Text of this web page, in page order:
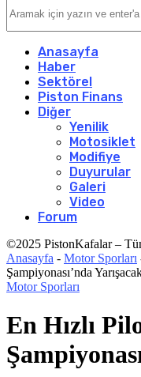
Anasayfa
Haber
Sektörel
Piston Finans
Diğer
Yenilik
Motosiklet
Modifiye
Duyurular
Galeri
Video
Forum
©2025 PistonKafalar –
Anasayfa - Motor Sporları
Şampiyonası’nda
Motor Sporları
En Hızlı